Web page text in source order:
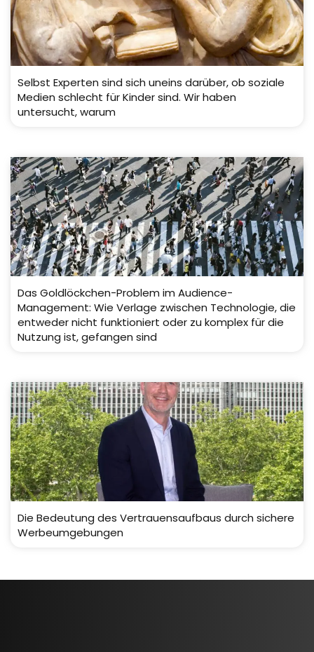
Selbst Experten sind sich uneins darüber, ob soziale
Medien schlecht für Kinder sind. Wir haben
untersucht, warum
Das Goldlöckchen-Problem im Audience-
Management: Wie Verlage zwischen Technologie, die
entweder nicht funktioniert oder zu komplex für die
Nutzung ist, gefangen sind
Die Bedeutung des Vertrauensaufbaus durch sichere
Werbeumgebungen